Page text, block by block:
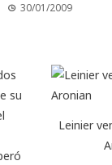
30/01/2009
Leinier
su